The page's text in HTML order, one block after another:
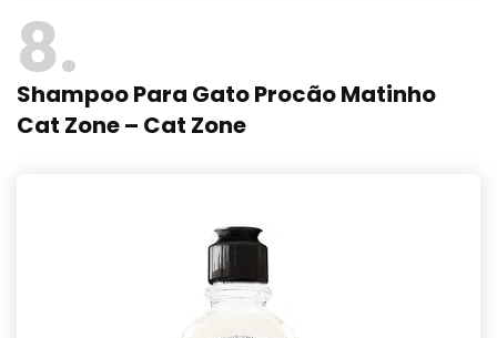
8
Shampoo Para Gato Procão Matinho
Cat Zone – Cat Zone